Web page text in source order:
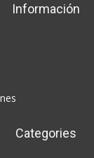
Información
Categories